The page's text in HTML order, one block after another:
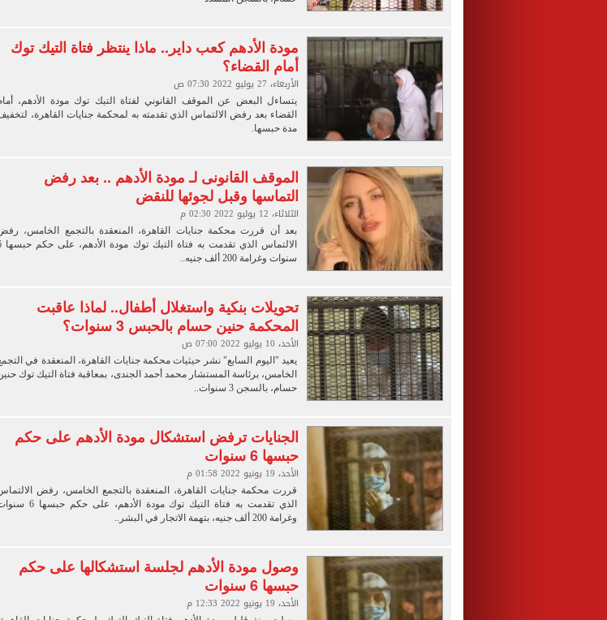
مودة الأدهم كعب داير.. ماذا ينتظر فتاة التيك توك
أمام القضاء؟
الأربعاء، 27 يوليو 2022 07:30 ص
يتساءل البعض عن الموقف القانوني لفتاة التيك توك مودة الأدهم،
القضاء بعد رفض الالتماس الذي تقدمته به لمحكمة جنايات القاهرة،
مدة حبسها.
الموقف القانونى لـ مودة الأدهم .. بعد رفض
التماسها وقبل لجوئها للنقض
الثلاثاء، 12 يوليو 2022 02:30 م
بعد أن قررت محكمة جنايات القاهرة، المنعقدة بالتجمع الخامس،
الالتماس الذي
سنوات وغرامة 200 ألف جنيه..
تحويلات بنكية واستغلال أطفال.. لماذا عاقبت
المحكمة حنين حسام بالحبس 3 سنوات؟
الأحد، 10 يوليو 2022 07:00 ص
يعيد "اليوم السابع" نشر حيثيات محكمة جنايات القاهرة، المنعقدة في
الخامس، برئاسة المستشار محمد أحمد الجندى، بمعاقبة فتاة التيك توك
حسام، بالسجن 3 سنوات..
الجنايات ترفض استشكال مودة الأدهم على حكم
حبسها 6 سنوات
الأحد، 19 يونيو 2022 01:58 م
قررت محكمة جنايات القاهرة، المنعقدة بالتجمع الخامس، رفض
الذي تقدمت به فتاة التيك توك مودة الأدهم، على حكم
وغرامة 200 ألف جنيه، بتهمة الاتجار في البشر..
وصول مودة الأدهم لجلسة استشكالها على حكم
حبسها 6 سنوات
الأحد، 19 يونيو 2022 12:33 م